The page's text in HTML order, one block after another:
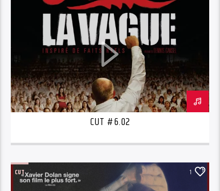
CUT #6.02
CUT 1